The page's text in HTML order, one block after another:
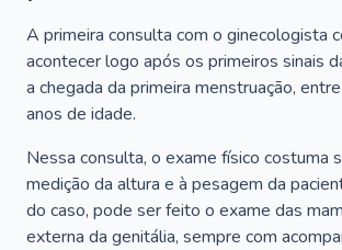
A primeira consulta com o ginecologista
acontecer logo após os primeiros sinais
a chegada da primeira menstruação,
anos de idade.
Nessa consulta, o exame físico costuma
medição da altura e à pesagem da
do caso, pode ser feito o exame das
externa da genitália, sempre com